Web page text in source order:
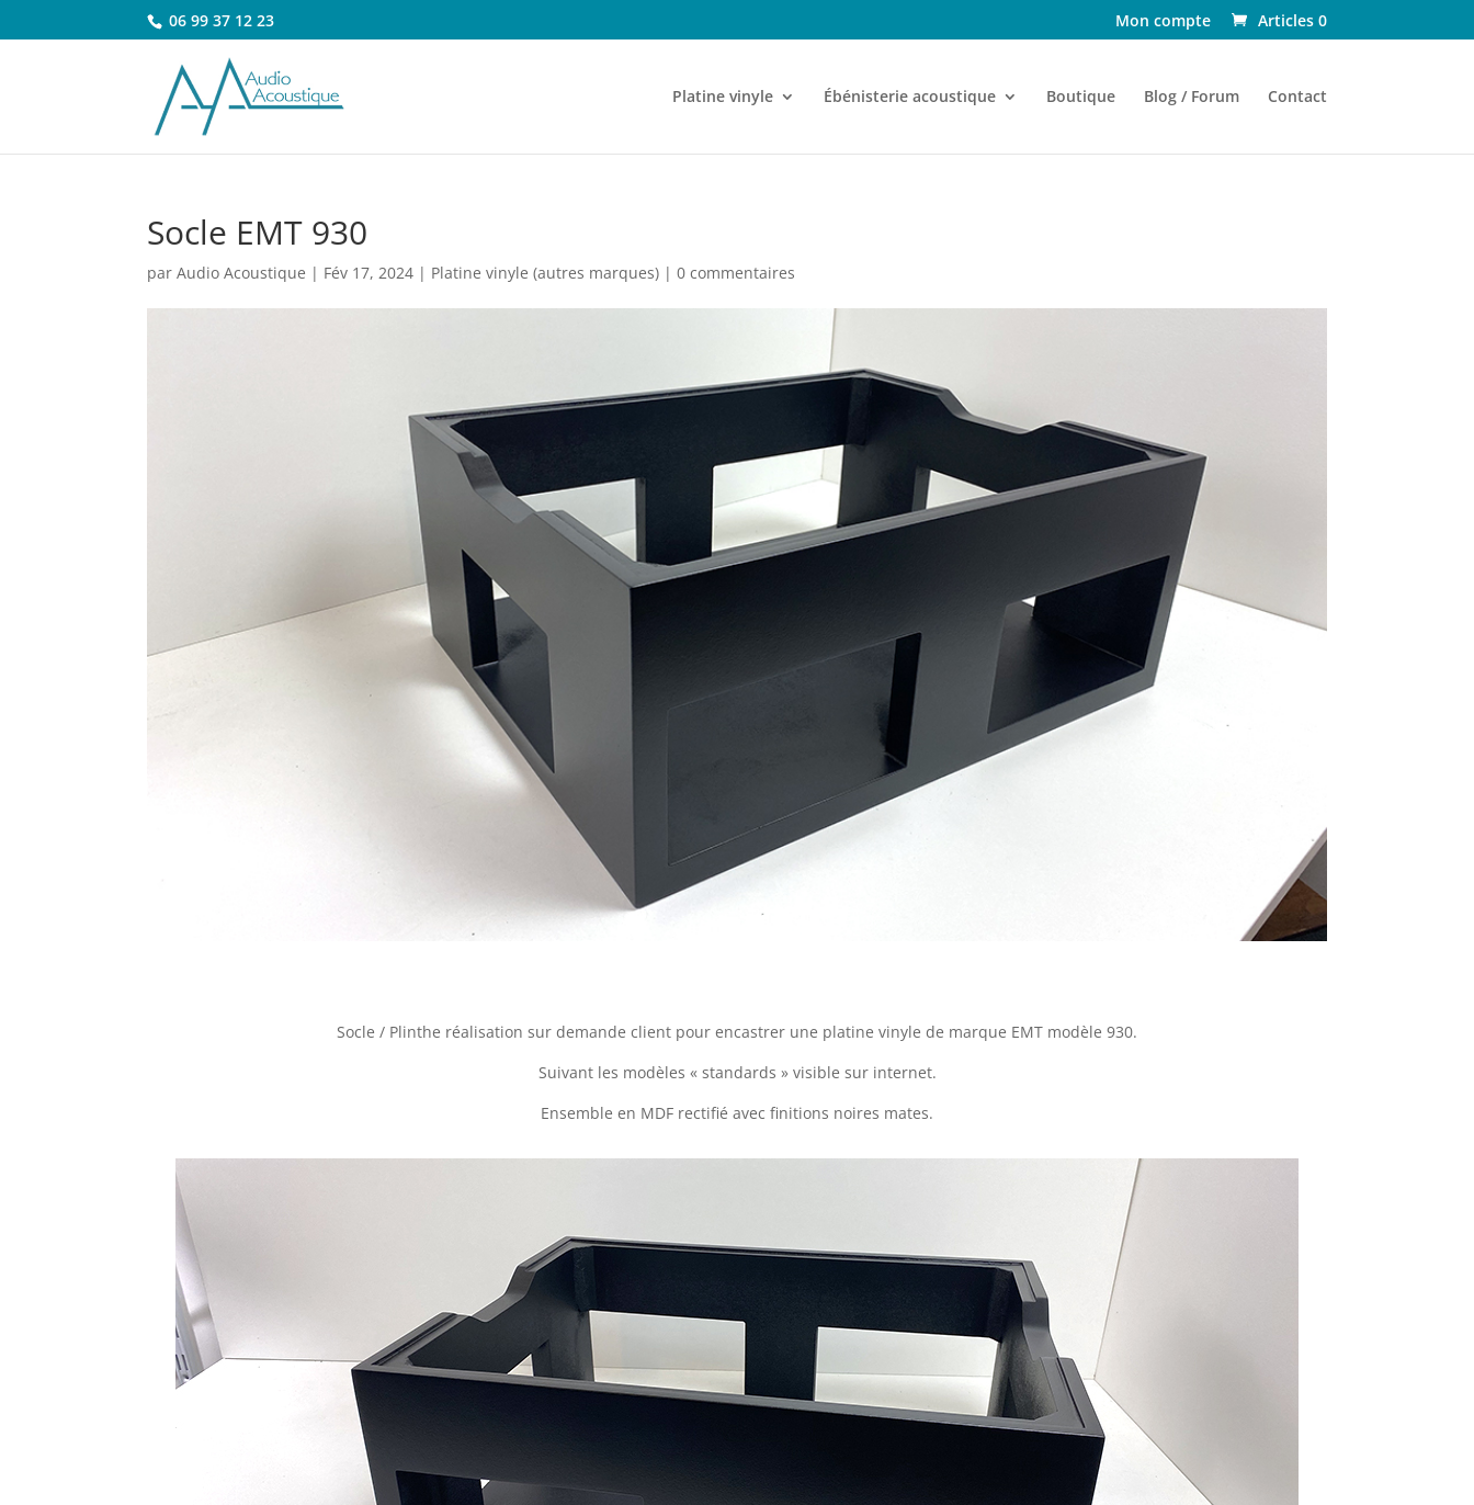
06 99 37 12 23 Mon compte Articles 0
Platine vinyle Ébénisterie acoustique Boutique Blog / Forum Contact
Socle EMT 930
parAudio Acoustique | Fév 17, 2024 | Platine vinyle (autres marques) |0 commentaires
Socle / Plinthe réalisation sur demande client pour encastrer une platine vinyle de marque EMT modèle 930.
Suivant les modèles « standards » visible sur internet.
Ensemble en MDF rectifié avec finitions noires mates.